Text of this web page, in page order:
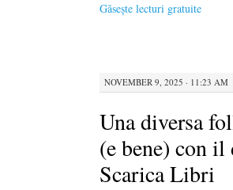
Găsește lecturi gratuite
NOVEMBER 9, 2025 · 11:23 AM
Una diversa
(e bene) con
Scarica Libri